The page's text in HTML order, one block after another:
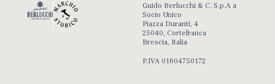
Guido Berlucchi & C. S.p.A a
Socio Unico
Piazza Duranti, 4
25040, Cortefranca
Brescia, Italia
P.IVA 01604750172